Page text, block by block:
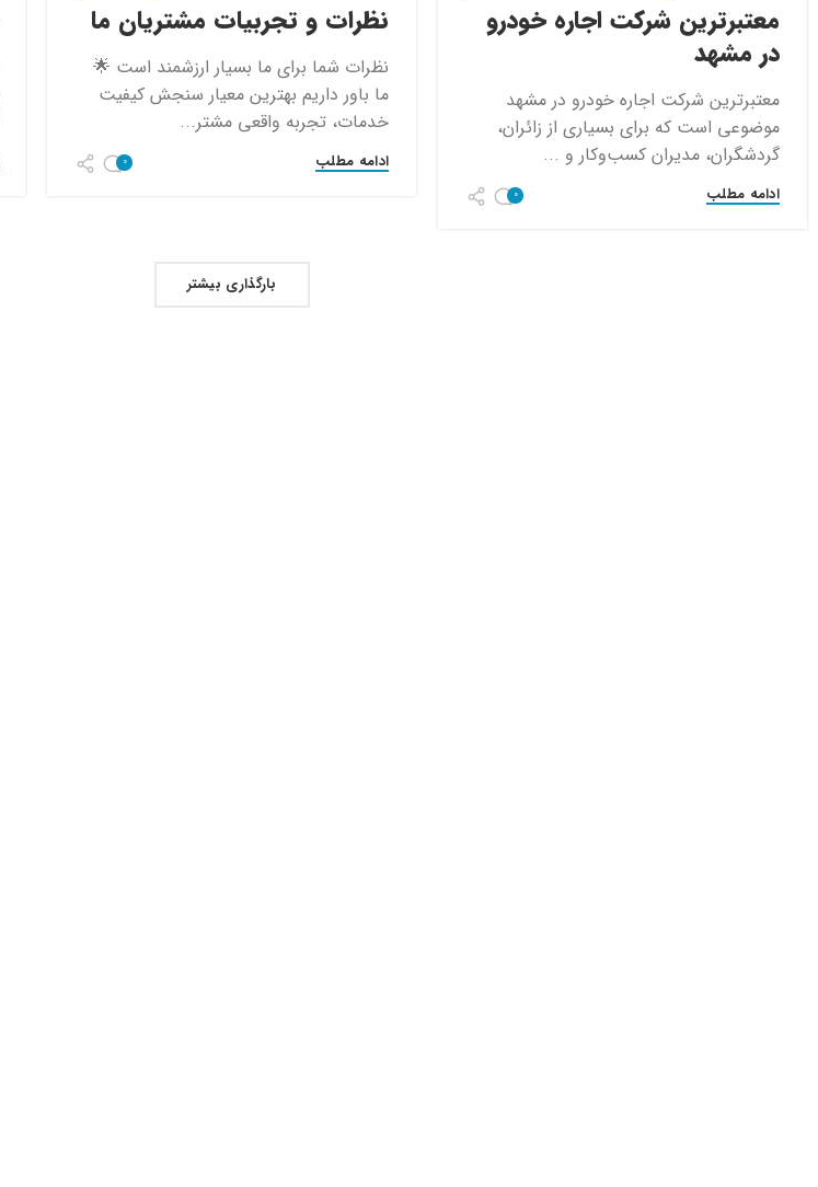
معتبرترین شرکت اجاره خودرو
در مشهد
معتبرترین شرکت اجاره خودرو در مشهد
موضوعی است که برای بسیاری از زائران،
گردشگران، مدیران کسب‌وکار و ...
ادامه مطلب 0
نظرات و تجربیات مشتریان ما
نظرات شما برای ما بسیار ارزشمند است 🌟
ما باور داریم بهترین معیار سنجش کیفیت
خدمات، تجربه واقعی مشتر...
ادامه مطلب 0
بارگذاری بیشتر